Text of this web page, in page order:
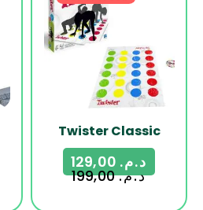
Twister Classic
د.م.199,00
د.م.